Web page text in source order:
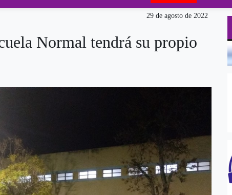
29 de agosto de 2022
Normal tendrá su propio